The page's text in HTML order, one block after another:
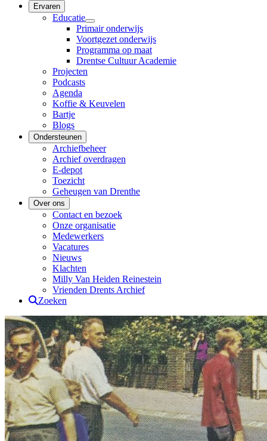
Ervaren
Educatie
Primair onderwijs
Voortgezet onderwijs
Programma op maat
Drentse Cultuur Academie
Projecten
Podcasts
Agenda
Koffie & Keuvelen
Bartje
Blogs
Ondersteunen
Archiefbeheer
Archief overdragen
E-depot
Toezicht
Geheugen van Drenthe
Over ons
Contact en bezoek
Onze organisatie
Medewerkers
Vacatures
Nieuws
Klachten
Milly Van Heiden Reinestein
Vrienden Drents Archief
Zoeken
Drents Archief